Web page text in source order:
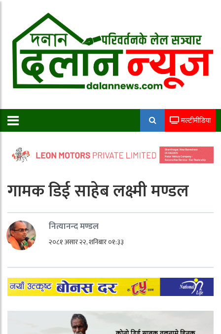
मल्टीमीडिया
गामक डिई साहेब लक्ष्मी मण्डल
नित्यानन्द मण्डल
२०८१ असार २२, शनिबार ०१:३३